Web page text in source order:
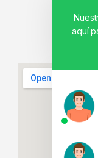
aquí